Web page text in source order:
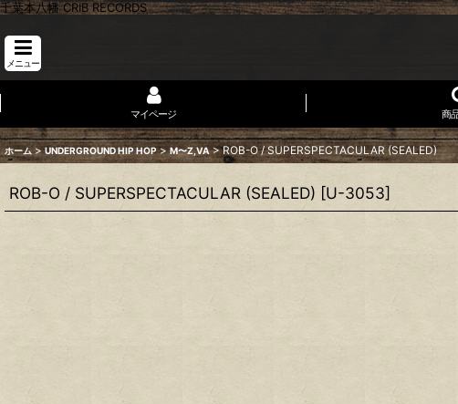
千葉本八幡 CRIB RECORDS
メニュー
マイページ 商
ホーム > UNDERGROUND HIP HOP > M〜Z,VA > ROB-O / SUPERSPECTACULAR (SEALED)
ROB-O / SUPERSPECTACULAR (SEALED) [U-3053]